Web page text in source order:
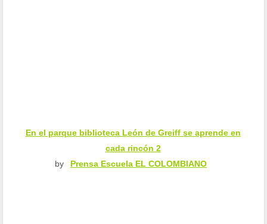
En el parque biblioteca León de Greiff se aprende en
cada rincón 2
by
Prensa Escuela EL COLOMBIANO